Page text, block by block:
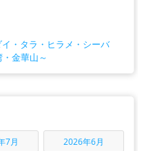
タラ・ヒラメ・シーバ
金華山～
7月 2026年6月